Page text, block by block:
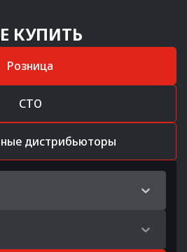
КУПИТЬ
Розница
СТО
дистрибьюторы